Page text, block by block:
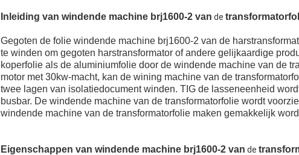
Inleiding van windende machine brj1600-2 van de
Gegoten de folie windende machine brj1600-2 van de
te winden om gegoten harstransformator of andere gelijkaardige
koperfolie als de aluminiumfolie door de windende machine van de
motor met 30kw-macht, kan de wining machine van de
twee lagen van isolatiedocument winden. TIG de lasseneenheid
busbar. De windende machine van de transformatorfolie wordt
windende machine van de transformatorfolie maken gemakkelijk
Eigenschappen van windende machine brj1600-2 van de